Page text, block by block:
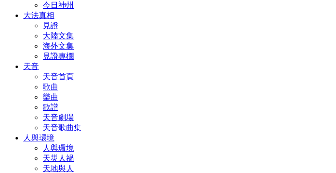
今日神州
大法真相
見證
大陸文集
海外文集
見證專欄
天音
天音首頁
歌曲
樂曲
歌譜
天音劇場
天音歌曲集
人與環境
人與環境
天災人禍
天地與人